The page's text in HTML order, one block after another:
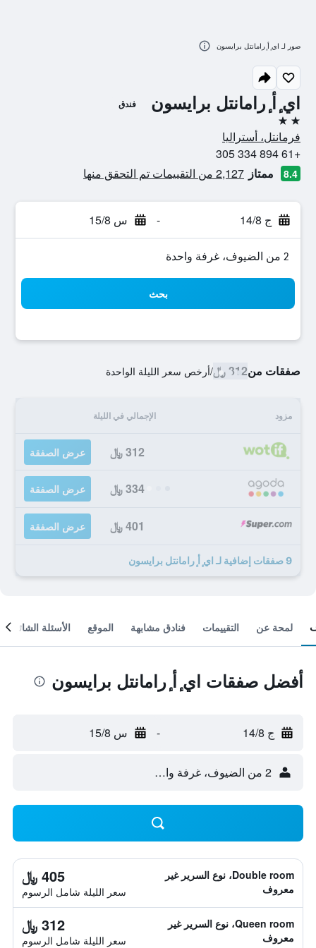
اي ٕأ ٕرامانتل برايسون فندق
2 نجمتين
فرمانتل، أستراليا
+61 894 334 305
8.4 ممتاز 2,127 من التقييمات تم التحقق منها
ج 14/8 - س 15/8
2 من الضيوف، غرفة واحدة
بحث
صفقات من312 ﷼ /أرخص سعر الليلة الواحدة
مزود الإجمالي في الليلة
312 ﷼ عرض الصفقة
334 ﷼ عرض الصفقة
401 ﷼ عرض الصفقة
9 صفقات إضافية لـ اي ٕأ ٕرامانتل برايسون
صور لـ اي ٕأ ٕرامانتل برايسون
لمحة عن التقييمات فنادق مشابهة الموقع الأسئلة الشائعة
أفضل صفقات اي ٕأ ٕرامانتل برايسون
ج 14/8 - س 15/8
2 من الضيوف، غرفة واحدة
Double room، نوع السرير غير
معروف
405 ﷼
سعر الليلة شامل الرسوم
Queen room، نوع السرير غير
معروف
312 ﷼
سعر الليلة شامل الرسوم